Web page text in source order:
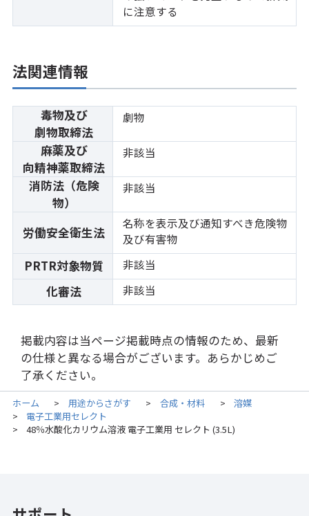
に注意する
法関連情報
毒物及び
劇物取締法
劇物
麻薬及び
向精神薬取締法
非該当
消防法（危険
物）
非該当
労働安全衛生法
名称を表示及び通知すべき危険物
及び有害物
PRTR対象物質 非該当
化審法 非該当
掲載内容は当ページ掲載時点の情報のため、最新
の仕様と異なる場合がございます。あらかじめご
了承ください。
ホーム > 用途からさがす > 合成・材料 > 溶媒
> 電子工業用セレクト
> 48％水酸化カリウム溶液 電子工業用 セレクト (3.5L)